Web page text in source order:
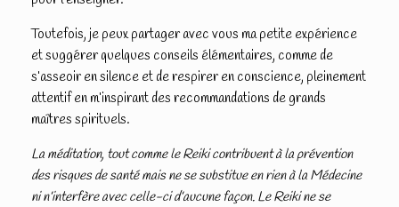
Toutefois, je peux partager avec vous ma petite expérience
et suggérer quelques conseils élémentaires, comme de
s’asseoir en silence et de respirer en conscience, pleinement
attentif en m’inspirant des recommandations de grands
maîtres spirituels.
La méditation, tout comme le Reiki contribuent à la prévention
des risques de santé mais ne se substitue en rien à la Médecine
ni n’interfère avec celle-ci d’aucune façon. Le Reiki ne se